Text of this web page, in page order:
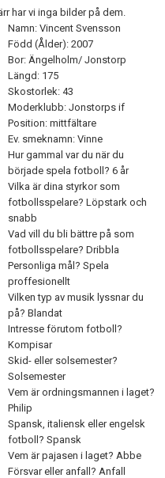
har vi inga bilder på dem.
Namn: Vincent Svensson
Född (Ålder): 2007
Bor: Ängelholm/ Jonstorp
Längd: 175
Skostorlek: 43
Moderklubb: Jonstorps if
Position: mittfältare
Ev. smeknamn: Vinne
Hur gammal var du när du
började spela fotboll? 6 år
Vilka är dina styrkor som
fotbollsspelare? Löpstark och
snabb
Vad vill du bli bättre på som
fotbollsspelare? Dribbla
Personliga mål? Spela
proffesionellt
Vilken typ av musik lyssnar du
på? Blandat
Intresse förutom fotboll?
Kompisar
Skid- eller solsemester?
Solsemester
Vem är ordningsmannen i laget?
Philip
Spansk, italiensk eller engelsk
fotboll? Spansk
Vem är pajasen i laget? Abbe
Försvar eller anfall? Anfall